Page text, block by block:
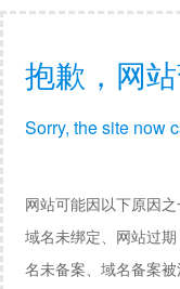
抱歉，网
Sorry, the site now
网站可能因以下原因
域名未绑定、网站过
名未备案、域名备案被